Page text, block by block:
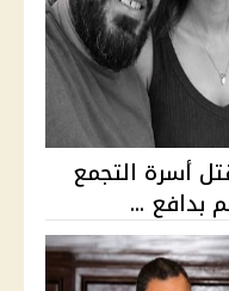
أسرة التجمع
بدافع ...